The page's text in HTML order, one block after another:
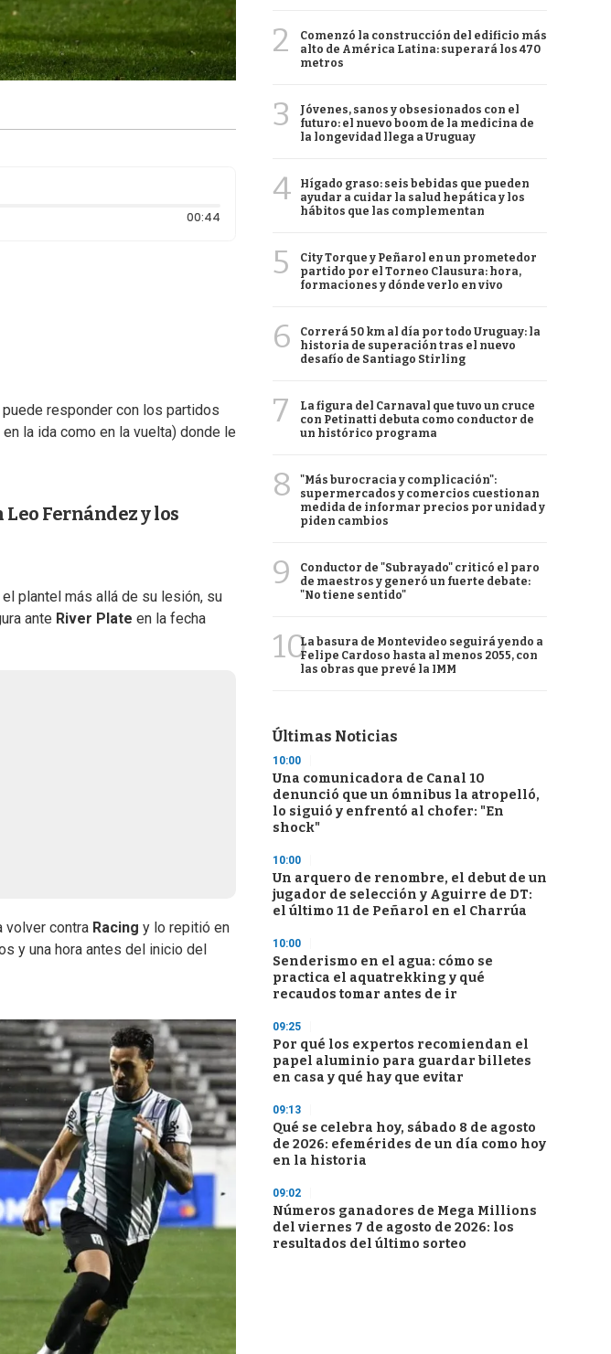
00:44Duración: 44 segundos
responder con los partidos
la ida como en la vuelta) donde le
Fernández y los
plantel más allá de su lesión, su
ante River Plate en la fecha
volver contra Racing y lo repitió en
y una hora antes del inicio del
2
Comenzó la construcción del edificio más
alto de América Latina: superará los 470
metros
3
Jóvenes, sanos y obsesionados con el
futuro: el nuevo boom de la medicina de
la longevidad llega a Uruguay
4
Hígado graso: seis bebidas que pueden
ayudar a cuidar la salud hepática y los
hábitos que las complementan
5
City Torque y Peñarol en un prometedor
partido por el Torneo Clausura: hora,
formaciones y dónde verlo en vivo
6
Correrá 50 km al día por todo Uruguay: la
historia de superación tras el nuevo
desafío de Santiago Stirling
7
La figura del Carnaval que tuvo un cruce
con Petinatti debuta como conductor de
un histórico programa
8
"Más burocracia y complicación":
supermercados y comercios cuestionan
medida de informar precios por unidad y
piden cambios
9
Conductor de "Subrayado" criticó el paro
de maestros y generó un fuerte debate:
"No tiene sentido"
10La basura de Montevideo seguirá yendo a
Felipe Cardoso hasta al menos 2055, con
las obras que prevé la IMM
Últimas Noticias
10:00
Una comunicadora de Canal 10
denunció que un ómnibus la atropelló,
lo siguió y enfrentó al chofer: "En
shock"
10:00
Un arquero de renombre, el debut de un
jugador de selección y Aguirre de DT:
el último 11 de Peñarol en el Charrúa
10:00
Senderismo en el agua: cómo se
practica el aquatrekking y qué
recaudos tomar antes de ir
09:25
Por qué los expertos recomiendan el
papel aluminio para guardar billetes
en casa y qué hay que evitar
09:13
Qué se celebra hoy, sábado 8 de agosto
de 2026: efemérides de un día como hoy
en la historia
09:02
Números ganadores de Mega Millions
del viernes 7 de agosto de 2026: los
resultados del último sorteo